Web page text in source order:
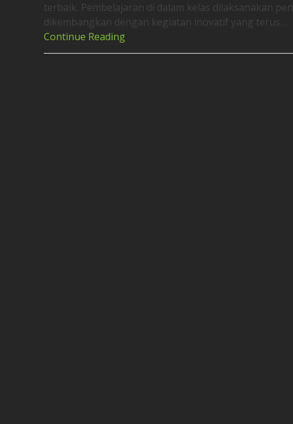
terbaik. Pembelajaran di dalam kelas dilaksanakan
dikembangkan dengan kegiatan inovatif yang terus…
Continue Reading